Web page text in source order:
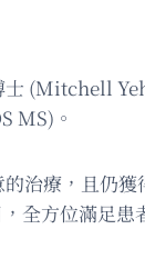
(Mitchell
MS)。
治療，且仍
方位滿足患